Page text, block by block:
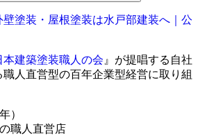
本建築塗装職人の会 』が提唱する自社
人直営型の百年企業型経営に取り組
）
職人直営店